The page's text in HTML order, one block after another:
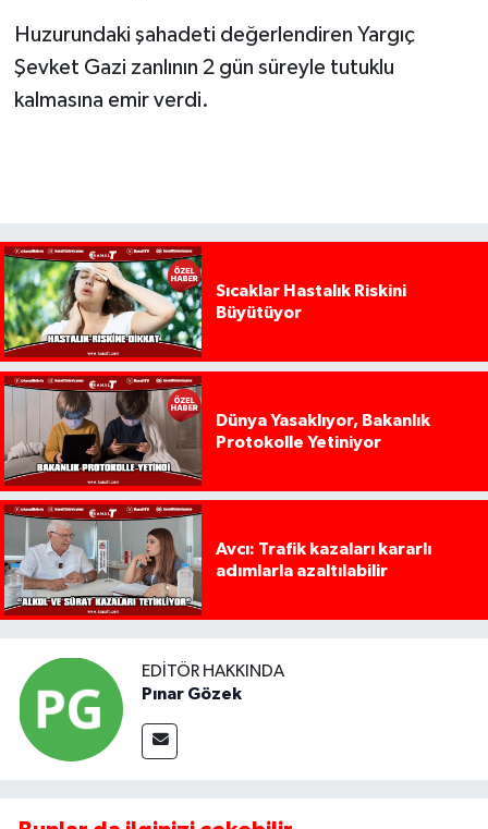
Huzurundaki şahadeti değerlendiren Yargıç
Şevket Gazi zanlının 2 gün süreyle tutuklu
kalmasına emir verdi.
Sıcaklar Hastalık Riskini
Büyütüyor
Dünya Yasaklıyor, Bakanlık
Protokolle Yetiniyor
Avcı: Trafik kazaları kararlı
adımlarla azaltılabilir
EDITÖR HAKKINDA
Pınar Gözek